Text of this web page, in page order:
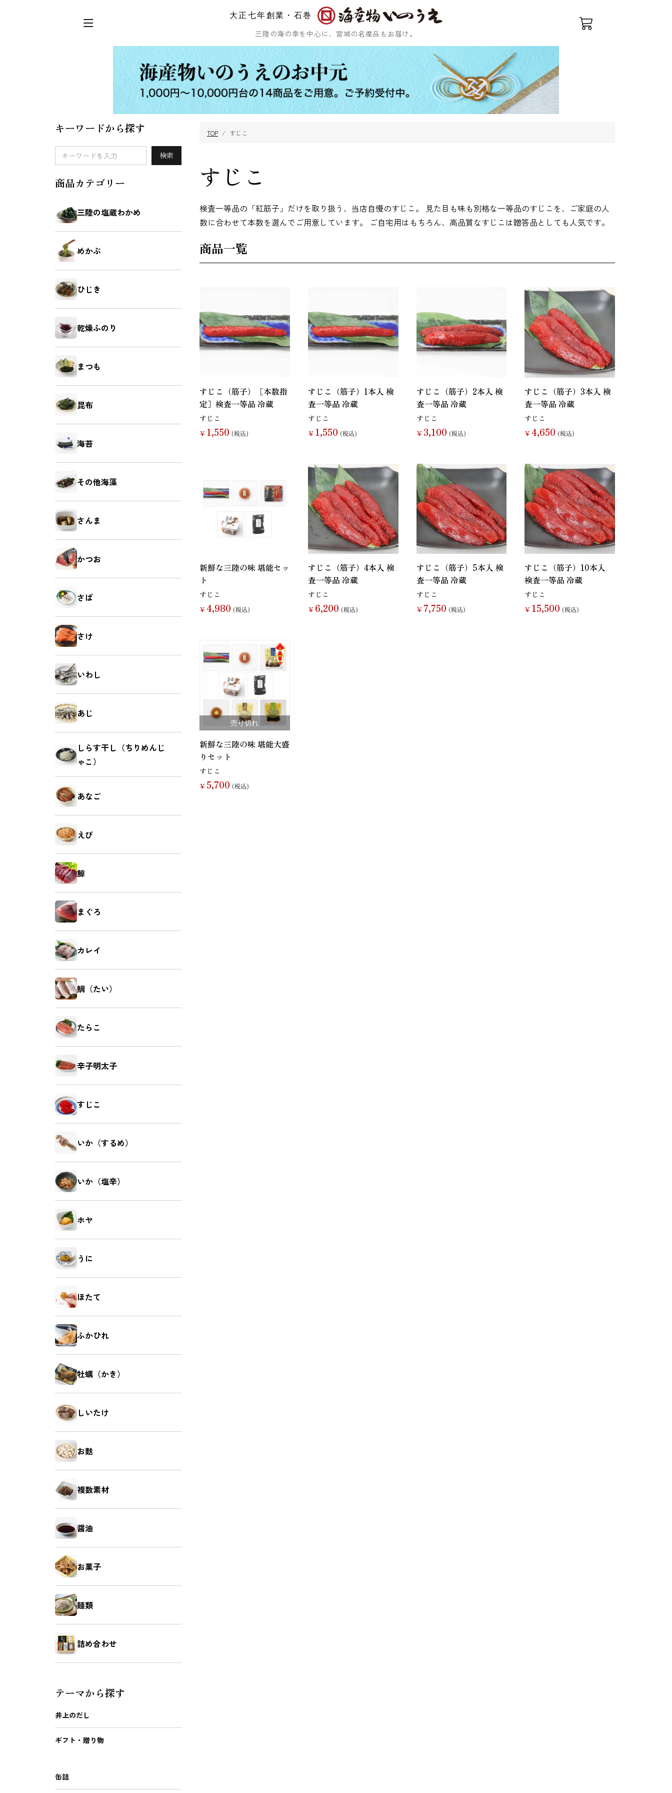
大正七年創業・石巻
三陸の海の幸を中心に、宮城の名産品もお届け。
ログイン 会員登録
三陸の塩蔵わか
さば さけ あじ
りめんじゃこ）
まぐろ カレイ
すじこ いか（するめ）
いか（塩辛） ほたて ふかひれ
牡蠣（かき） しいたけ お麩 複数素材
キーワードから探す
検索
商品カテゴリー
三陸の塩蔵わかめ
めかぶ
ひじき
乾燥ふのり
まつも
昆布
海苔
その他海藻
さんま
かつお
さば
さけ
いわし
あじ
しらす干し（ちりめんじ
ゃこ）
あなご
えび
鯨
まぐろ
カレイ
鯛（たい）
たらこ
辛子明太子
すじこ
いか（するめ）
いか（塩辛）
ホヤ
うに
ほたて
ふかひれ
牡蠣（かき）
しいたけ
お麩
複数素材
醤油
お菓子
麺類
詰め合わせ
テーマから探す
井上のだし
ギフト・贈り物
缶詰
TOP すじこ
すじこ
検査一等品の「紅筋子」だけを取り扱う、当店自慢のすじこ。 見た目も味も別格な一等品のすじこを、ご家庭の人
数に合わせて本数を選んでご用意しています。 ご自宅用はもちろん、高品質なすじこは贈答品としても人気です。
商品一覧
すじこ（筋子）［本数指
定］検査一等品 冷蔵
すじこ
￥ 1,550 (税込)
すじこ（筋子）1本入 検
査一等品 冷蔵
すじこ
￥ 1,550 (税込)
すじこ（筋子）2本入 検
査一等品 冷蔵
すじこ
￥ 3,100 (税込)
すじこ（筋子）3本入 検
査一等品 冷蔵
すじこ
￥4,650 (税込)
新鮮な三陸の味 堪能セッ
ト
すじこ
￥4,980 (税込)
すじこ（筋子）4本入 検
査一等品 冷蔵
すじこ
￥ 6,200 (税込)
すじこ（筋子）5本入 検
査一等品 冷蔵
すじこ
￥7,750 (税込)
すじこ（筋子）10本入
検査一等品 冷蔵
すじこ
￥ 15,500 (税込)
売り切れ
新鮮な三陸の味 堪能大盛
りセット
すじこ
￥ 5,700 (税込)